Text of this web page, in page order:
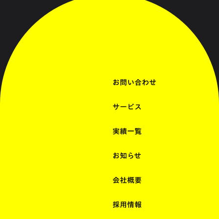
お問い合わせ
サービス
実績一覧
お知らせ
会社概要
採用情報